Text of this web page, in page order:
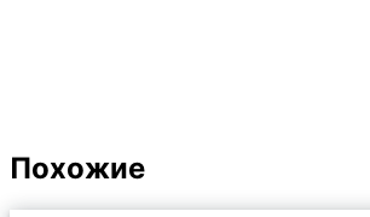
Похожие